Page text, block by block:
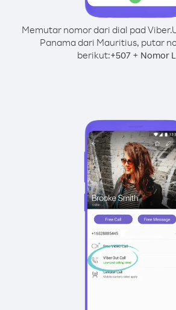
Memutar nomor dari dial pad Viber.
Panama dari Mauritius, putar
berikut:+507+ Nomor